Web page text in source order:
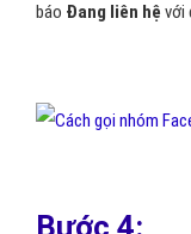
báo Đang liên hệ với